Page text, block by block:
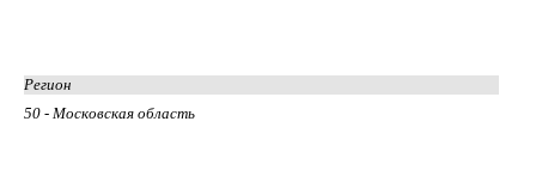
Регион
50 - Московская область